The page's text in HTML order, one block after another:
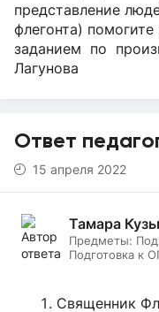
представление
флегонта)
заданием по
Лагунова
Ответ
15 апреля 2022
Тамара
Предметы:
Подготовка к
Священник